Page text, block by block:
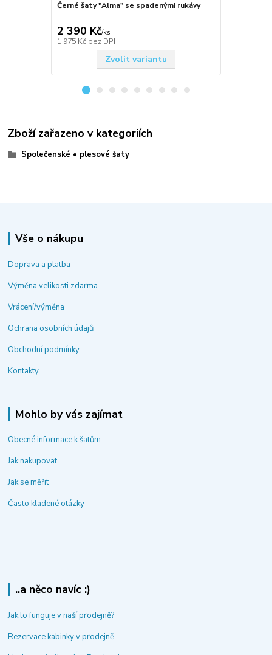
Černé šaty "Alma" se spadenými rukávy
2 390 Kč/ks
1 975 Kč bez DPH
Zvolit variantu
Zboží zařazeno v kategoriích
Společenské • plesové šaty
Vše o nákupu
Doprava a platba
Výměna velikosti zdarma
Vrácení/výměna
Ochrana osobních údajů
Obchodní podmínky
Kontakty
Mohlo by vás zajímat
Obecné informace k šatům
Jak nakupovat
Jak se měřit
Často kladené otázky
..a něco navíc :)
Jak to funguje v naší prodejně?
Rezervace kabinky v prodejně